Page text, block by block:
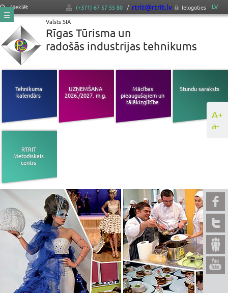
A+
a-
Meklēt (+371) 67 57 55 80 / rtrit@rtrit.lv Ielogoties
LV
Valsts SIA
Rīgas Tūrisma un
radošās industrijas tehnikums
Tehnikuma
kalendārs
UZŅEMŠANA
2026./2027. m.g.
Mācības
pieaugušajiem un
tālākizglītība
Stundu saraksts
RTRIT
Metodiskais
centrs